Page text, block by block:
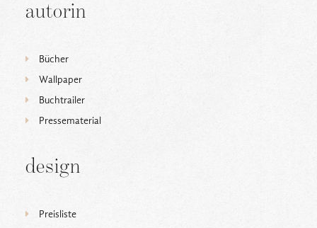
autorin
Bücher
Wallpaper
Buchtrailer
Pressematerial
design
Preisliste